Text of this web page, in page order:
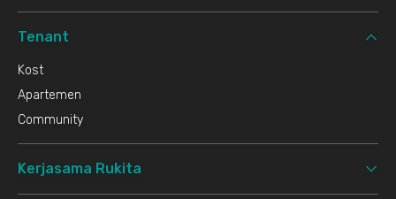
Tenant
Kost
Apartemen
Community
Kerjasama Rukita